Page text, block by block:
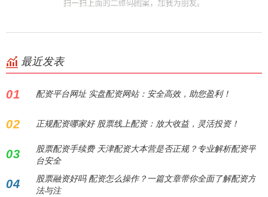
最近发表
01 配资平台网址 实盘配资网站：安全高效，助您盈利！
02 正规配资哪家好 股票线上配资：放大收益，灵活投资！
03
股票配资手续费 天津配资大本营是否正规？专业解析配资平
台安全
04
股票融资好吗 配资怎么操作？一篇文章带你全面了解配资方
法与注